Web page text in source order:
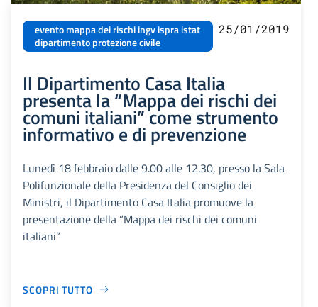
evento mappa dei rischi ingv ispra istat
dipartimento protezione civile
25/01/2019
Il Dipartimento Casa Italia
presenta la “Mappa dei rischi dei
comuni italiani” come strumento
informativo e di prevenzione
Lunedì 18 febbraio dalle 9.00 alle 12.30, presso la Sala
Polifunzionale della Presidenza del Consiglio dei
Ministri, il Dipartimento Casa Italia promuove la
presentazione della “Mappa dei rischi dei comuni
italiani”
SCOPRI TUTTO